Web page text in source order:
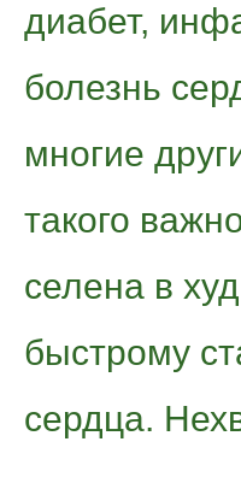
диабет,
болезнь
многие
такого
селена в
быстрому
сердца.